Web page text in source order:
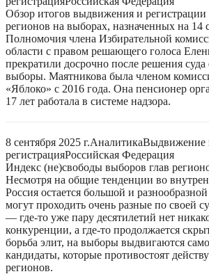
Обзор итогов выдвижения и регистрации
регионов на выборах, назначенных на 14
Полномочия члена Избирательной
области с правом решающего голоса
прекратили досрочно после решения суда
выборы. Маятникова была членом
«Яблоко» с 2016 года. Она пенсионер
17 лет работала в системе надзора.
8 сентября 2025 г.АналитикаВыдвижение
регистрацияРоссийская Федерация
Индекс (не)свободы выборов глав
Несмотря на общие тенденции во
Россия остается большой и
могут проходить очень разные по своей
— где-то уже пару десятилетий нет
конкуренции, а где-то продолжается
борьба элит, на выборы выдвигаются
кандидаты, которые противостоят
регионов.